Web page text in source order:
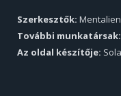
Szerkesztők:
További munkatársak:
Az oldal készítője: